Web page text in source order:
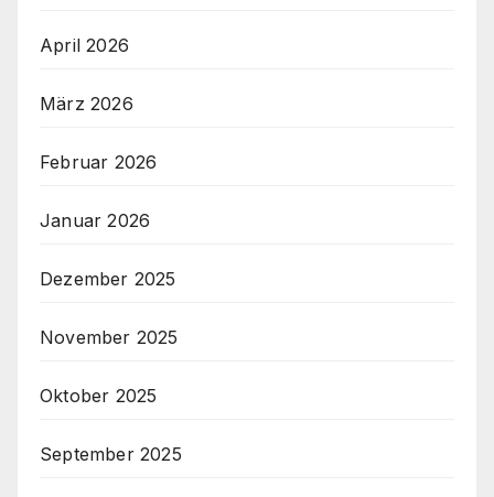
April 2026
März 2026
Februar 2026
Januar 2026
Dezember 2025
November 2025
Oktober 2025
September 2025